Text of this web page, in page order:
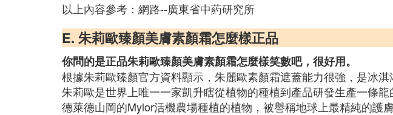
以上內容參考：網路--廣東省中葯研究所
E. 朱莉歐臻顏美膚素顏霜怎麼樣正品
你問的是正品朱莉歐臻顏美膚素顏霜怎麼樣笑數吧，很好用。
根據朱莉歐臻顏官方資料顯示，朱麗歐素顏霜遮蓋能力很強，是冰
朱莉歐是世界上唯一一家凱升瞎從植物的種植到產品研發生產一條
德萊德山岡的Mylor活機農場種植的植物，被譽稱地球上最精純的護膚